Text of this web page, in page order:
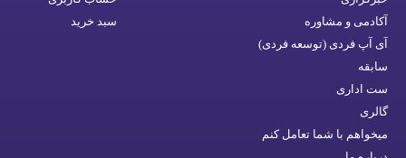
و مشاوره
فردی (توسعه فردی)
با شما تعامل کنم
سبد خرید